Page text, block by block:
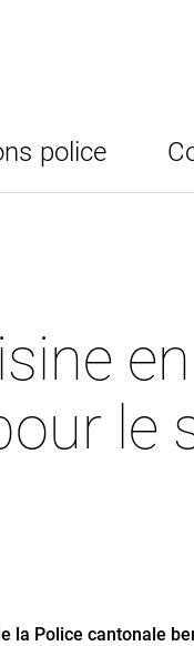
police
en
le
la Police cantonale